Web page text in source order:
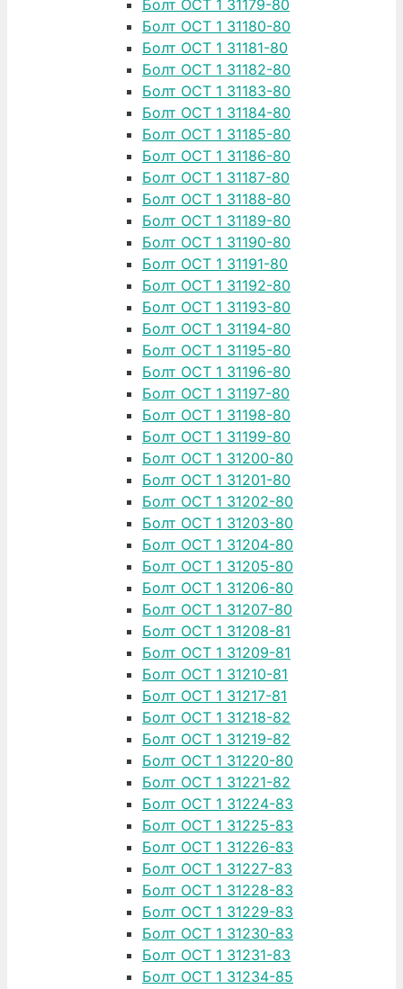
Болт ОСТ 1 31179-80
Болт ОСТ 1 31180-80
Болт ОСТ 1 31181-80
Болт ОСТ 1 31182-80
Болт ОСТ 1 31183-80
Болт ОСТ 1 31184-80
Болт ОСТ 1 31185-80
Болт ОСТ 1 31186-80
Болт ОСТ 1 31187-80
Болт ОСТ 1 31188-80
Болт ОСТ 1 31189-80
Болт ОСТ 1 31190-80
Болт ОСТ 1 31191-80
Болт ОСТ 1 31192-80
Болт ОСТ 1 31193-80
Болт ОСТ 1 31194-80
Болт ОСТ 1 31195-80
Болт ОСТ 1 31196-80
Болт ОСТ 1 31197-80
Болт ОСТ 1 31198-80
Болт ОСТ 1 31199-80
Болт ОСТ 1 31200-80
Болт ОСТ 1 31201-80
Болт ОСТ 1 31202-80
Болт ОСТ 1 31203-80
Болт ОСТ 1 31204-80
Болт ОСТ 1 31205-80
Болт ОСТ 1 31206-80
Болт ОСТ 1 31207-80
Болт ОСТ 1 31208-81
Болт ОСТ 1 31209-81
Болт ОСТ 1 31210-81
Болт ОСТ 1 31217-81
Болт ОСТ 1 31218-82
Болт ОСТ 1 31219-82
Болт ОСТ 1 31220-80
Болт ОСТ 1 31221-82
Болт ОСТ 1 31224-83
Болт ОСТ 1 31225-83
Болт ОСТ 1 31226-83
Болт ОСТ 1 31227-83
Болт ОСТ 1 31228-83
Болт ОСТ 1 31229-83
Болт ОСТ 1 31230-83
Болт ОСТ 1 31231-83
Болт ОСТ 1 31234-85